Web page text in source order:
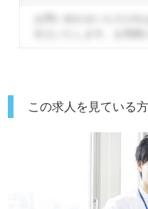
この求人を見ている